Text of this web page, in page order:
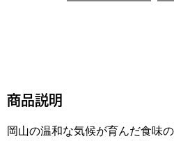
商品説明
岡山の温和な気候が育んだ食味